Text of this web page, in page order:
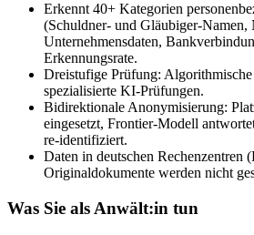
Erkennt 40+ Kategorien
(Schuldner- und Gläubiger-Namen,
Unternehmensdaten,
Erkennungsrate.
Dreistufige Prüfung:
spezialisierte KI-Prüfungen.
Bidirektionale Anonymisierung:
eingesetzt, Frontier-Modell
re-identifiziert.
Daten in deutschen Rechenzentren
Originaldokumente werden nicht
Was Sie als Anwält:in tun